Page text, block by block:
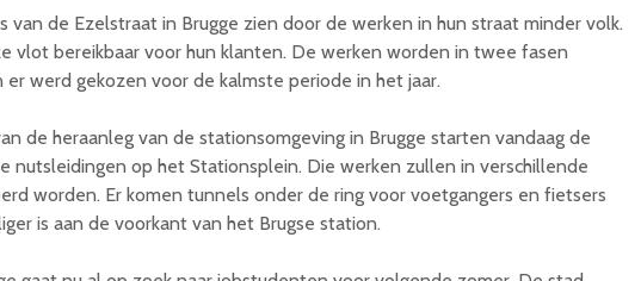
van de Ezelstraat in Brugge zien door de werken in hun straat minder volk.
vlot bereikbaar voor hun klanten. De werken worden in twee fasen
er werd gekozen voor de kalmste periode in het jaar.
de heraanleg van de stationsomgeving in Brugge starten vandaag de
nutsleidingen op het Stationsplein. Die werken zullen in verschillende
worden. Er komen tunnels onder de ring voor voetgangers en fietsers
is aan de voorkant van het Brugse station.